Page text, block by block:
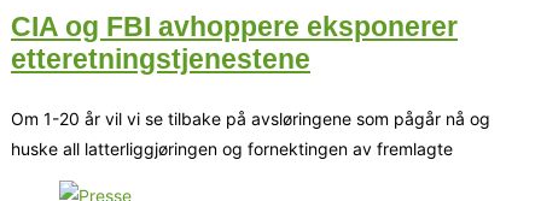
CIA og FBI avhoppere eksponerer
etteretningstjenestene
Om 1-20 år vil vi se tilbake på avsløringene som pågår nå og
huske all latterliggjøringen og fornektingen av fremlagte